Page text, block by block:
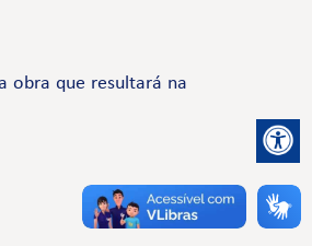
obra que resultará na